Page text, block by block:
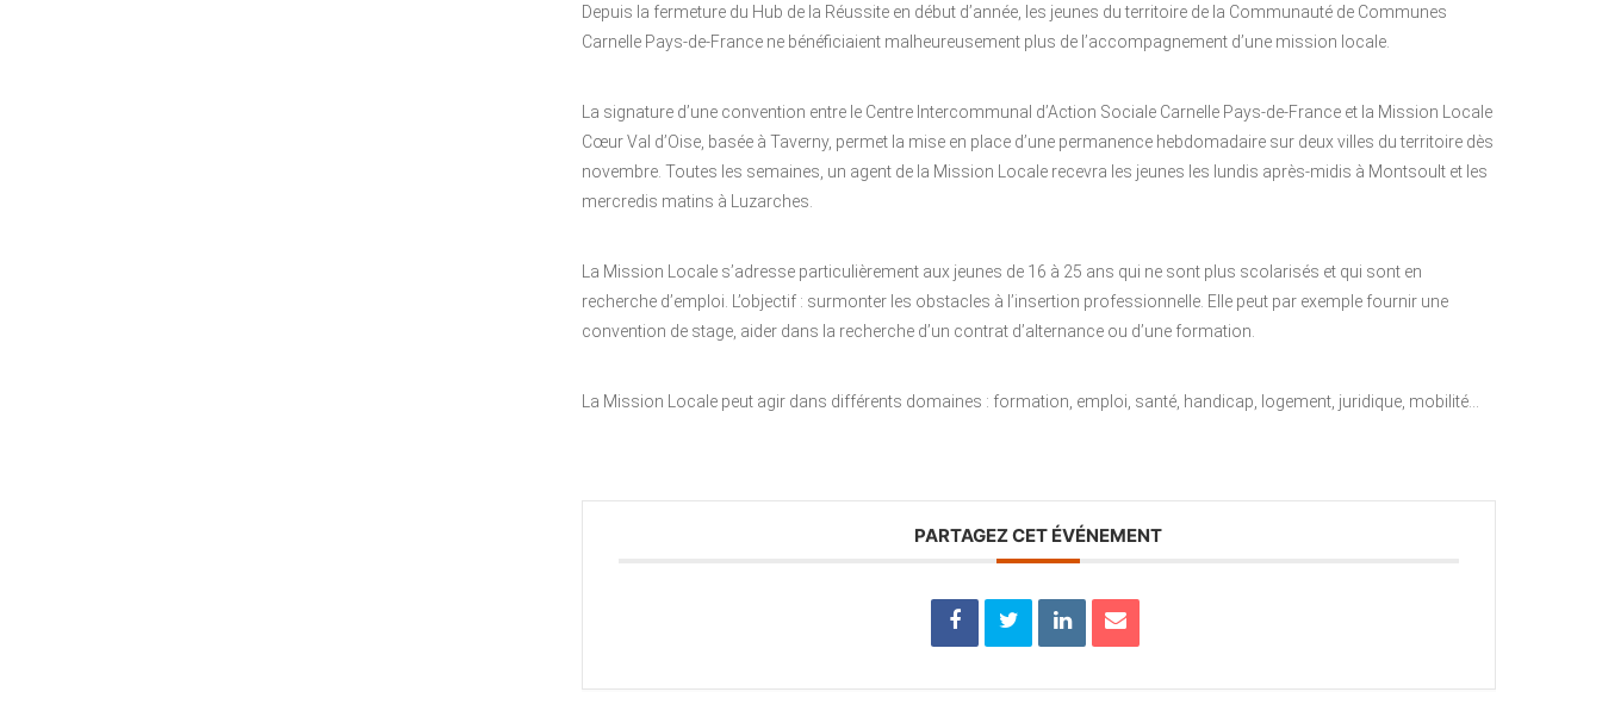
Depuis la fermeture du Hub de la Réussite en début d’année, les jeunes du territoire de la Communauté de Communes
Carnelle Pays-de-France ne bénéficiaient malheureusement plus de l’accompagnement d’une mission locale.
La signature d’une convention entre le Centre Intercommunal d’Action Sociale Carnelle Pays-de-France et la Mission Locale
Cœur Val d’Oise, basée à Taverny, permet la mise en place d’une permanence hebdomadaire sur deux villes du territoire dès
novembre. Toutes les semaines, un agent de la Mission Locale recevra les jeunes les lundis après-midis à Montsoult et les
mercredis matins à Luzarches.
La Mission Locale s’adresse particulièrement aux jeunes de 16 à 25 ans qui ne sont plus scolarisés et qui sont en
recherche d’emploi. L’objectif : surmonter les obstacles à l’insertion professionnelle. Elle peut par exemple fournir une
convention de stage, aider dans la recherche d’un contrat d’alternance ou d’une formation.
La Mission Locale peut agir dans différents domaines : formation, emploi, santé, handicap, logement, juridique, mobilité…
PARTAGEZ CET ÉVÉNEMENT